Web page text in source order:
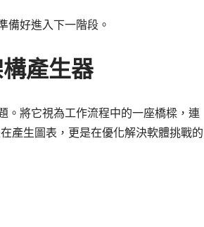
備好進入下一階段。
產生器
。將它視為工作流程中的一座橋樑，連
產生圖表，更是在優化解決軟體挑戰的